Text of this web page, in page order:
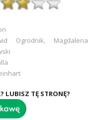
Ogrodnik, Magdalena
LUBISZ TĘ STRONĘ?